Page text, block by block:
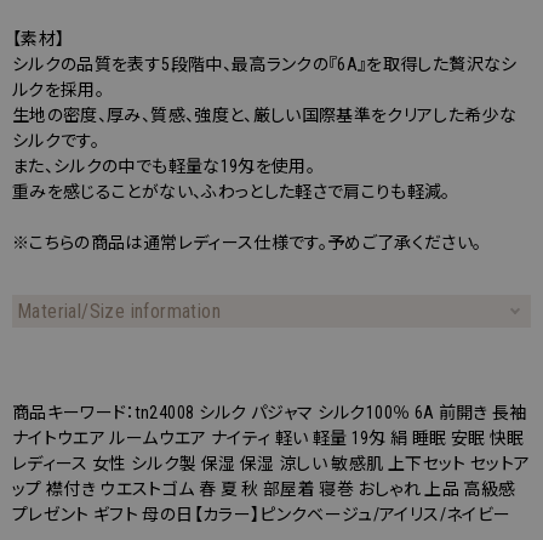
【素材】
シルクの品質を表す5段階中、最高ランクの『6A』を取得した贅沢なシ
ルクを採用。
生地の密度、厚み、質感、強度と、厳しい国際基準をクリアした希少な
シルクです。
また、シルクの中でも軽量な19匁を使用。
重みを感じることがない、ふわっとした軽さで肩こりも軽減。
※こちらの商品は通常レディース仕様です。予めご了承ください。
Material/Size information
商品キーワード：tn24008 シルク パジャマ シルク100％ 6A 前開き 長袖
ナイトウエア ルームウエア ナイティ 軽い 軽量 19匁 絹 睡眠 安眠 快眠
レディース 女性 シルク製 保湿 保湿 涼しい 敏感肌 上下セット セットア
ップ 襟付き ウエストゴム 春 夏 秋 部屋着 寝巻 おしゃれ 上品 高級感
プレゼント ギフト 母の日【カラー】ピンクベージュ/アイリス/ネイビー